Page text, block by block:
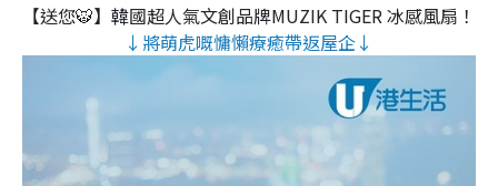
【送您🐯】韓國超人氣文創品牌MUZIK TIGER 冰感風扇！
↓將萌虎嘅慵懶療癒帶返屋企↓